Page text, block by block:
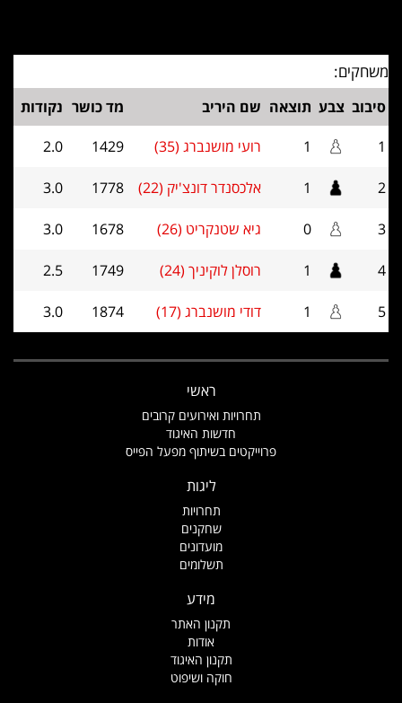
משחקים:
סיבוב צבע תוצאה שם היריב מד כושר נקודות
1
1 רועי מושנברג (35) 1429
2.0
2
1 אלכסנדר דונצ'יק (22) 1778
3.0
3
0 גיא שטנקריט (26) 1678
3.0
4
1 רוסלן לוקיניך (24) 1749
2.5
5
1 דודי מושנברג (17) 1874
3.0
ראשי
תחרויות ואירועים קרובים
חדשות האיגוד
פרוייקטים בשיתוף מפעל הפייס
ליגות
תחרויות
שחקנים
מועדונים
תשלומים
מידע
תקנון האתר
אודות
תקנון האיגוד
חוקה ושיפוט